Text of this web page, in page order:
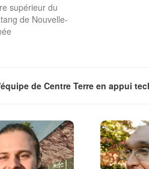
supérieur du
de Nouvelle-
de Centre Terre en appui